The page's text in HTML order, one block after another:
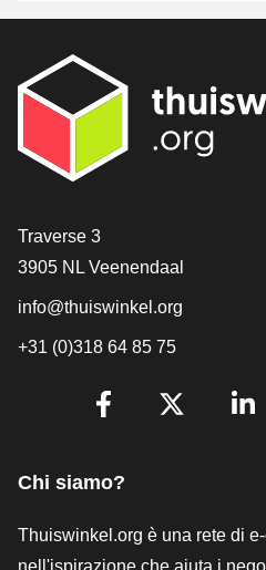
[_General:Contact]
Traverse 3
3905 NL Veenendaal
info@thuiswinkel.org
+31 (0)318 64 85 75
[_General:SocialMediaTitle]
Chi siamo?
Thuiswinkel.org è una rete di
nell'ispirazione che aiuta i